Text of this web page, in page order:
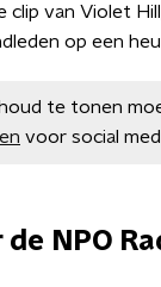
clip van Violet
op een
te tonen
voor social
NPO